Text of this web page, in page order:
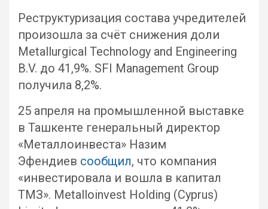
Реструктуризация состава учредителей
произошла за счёт снижения доли
Metallurgical Technology and Engineering
B.V. до 41,9%. SFI Management Group
получила 8,2%.
25 апреля на промышленной выставке
в Ташкенте генеральный директор
«Металлоинвеста» Назим
Эфендиев сообщил, что компания
«инвестировала и вошла в капитал
ТМЗ». Metalloinvest Holding (Cyprus)